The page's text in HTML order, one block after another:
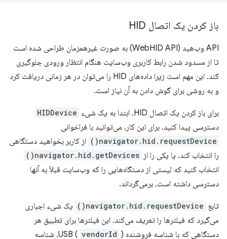
باز کردن یک اتصال HID
API وب‌هید (WebHID API) به صورت غیرهمزمان طراحی شده است
تا از مسدود شدن رابط کاربری وب‌سایت هنگام انتظار ورودی جلوگیری
کند. این مهم است زیرا داده‌های HID را می‌توان در هر زمانی دریافت کرد
و به روشی برای گوش دادن به آن نیاز است.
برای باز کردن یک اتصال HID، ابتدا به یک شیء HIDDevice
دسترسی پیدا کنید. برای این کار، می‌توانید با فراخوانی
navigator.hid.requestDevice()
از کاربر بخواهید دستگاهی
را انتخاب کند، یا یکی را از navigator.hid.getDevices()
انتخاب کنید که لیستی از دستگاه‌هایی را که وب‌سایت قبلاً به آنها
دسترسی داشته است، برمی‌گرداند.
تابع navigator.hid.requestDevice()
یک شیء اجباری
می‌گیرد که فیلترها را تعریف می‌کند. این فیلترها برای تطبیق هر
دستگاهی که با شناسه فروشنده USB (
vendorId
)، شناسه